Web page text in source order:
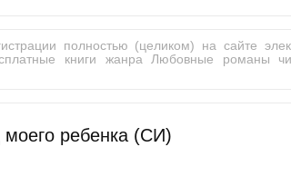
полностью (целиком) на сайте
книги жанра Любовные романы
ребенка (СИ)